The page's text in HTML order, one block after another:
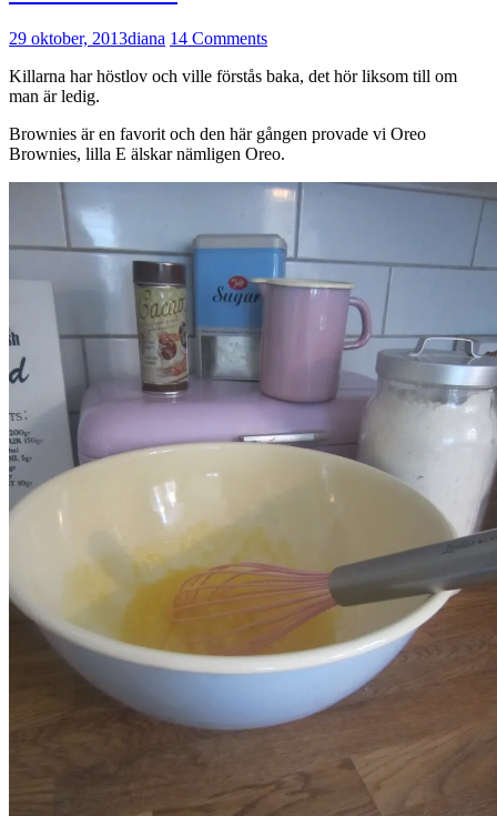
29 oktober, 2013diana 14 Comments
Killarna har höstlov och ville förstås baka, det hör liksom till om
man är ledig.
Brownies är en favorit och den här gången provade vi Oreo
Brownies, lilla E älskar nämligen Oreo.